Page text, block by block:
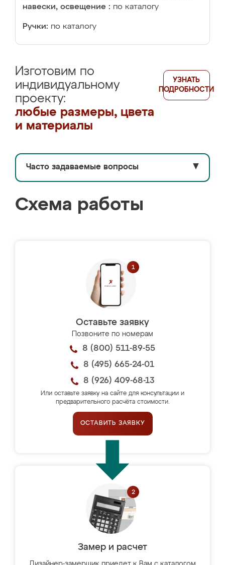
навески, освещение : по каталогу
Ручки: по каталогу
Изготовим по
индивидуальному
проекту:
любые размеры, цвета
и материалы
УЗНАТЬ
ПОДРОБНОСТИ
Часто задаваемые вопросы ▼
Схема работы
Оставьте заявку
Позвоните по номерам
8 (800) 511-89-55
8 (495) 665-24-01
8 (926) 409-68-13
Или оставьте заявку на сайте для консультации и
предварительного расчёта стоимости.
ОСТАВИТЬ ЗАЯВКУ
Замер и расчет